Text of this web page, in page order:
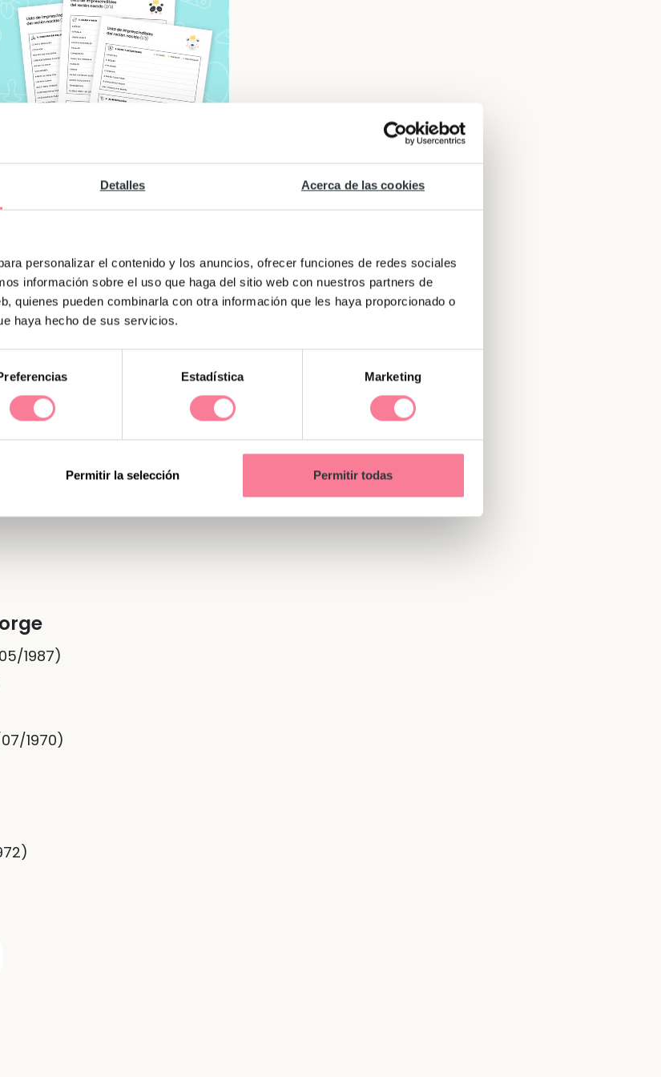
Detalles Acerca de las cookies
personalizar el contenido y los anuncios, ofrecer funciones de redes sociales
información sobre el uso que haga del sitio web con nuestros partners de
quienes pueden combinarla con otra información que les haya proporcionado o
haya hecho de sus servicios.
Estadística Marketing
Permitir la selección Permitir todas
sino que antes piensan las cosas y
ser personas que tiene seguridad y
sienten en la necesidad de proteger a sus
ninguna razón, solo porque disfrutan
idiomas
1987)
1970)